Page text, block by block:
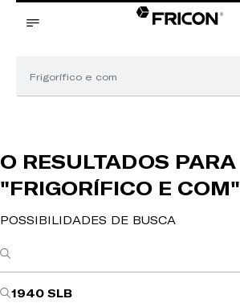
O RESULTADOS PARA
"FRIGORÍFICO E COM"
POSSIBILIDADES DE BUSCA
1940 SLB